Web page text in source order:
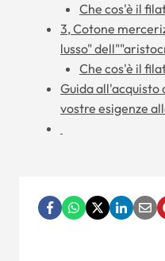
Che cos'è il
3, Cotone
lusso"
Che cos'è il
Guida all'acquisto
vostre esigenze